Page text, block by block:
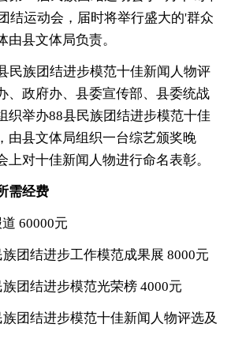
结运动会，届时将举行盛大的'群众
由县文体局负责。
族团结进步模范十佳新闻人物评
、政府办、县委宣传部、县委统战
织举办88县民族团结进步模范十佳
由县文体局组织一台综艺颁奖晚
上对十佳新闻人物进行命名表彰。
需经费
60000元
结进步工作模范成果展 8000元
结进步模范光荣榜 4000元
结进步模范十佳新闻人物评选及